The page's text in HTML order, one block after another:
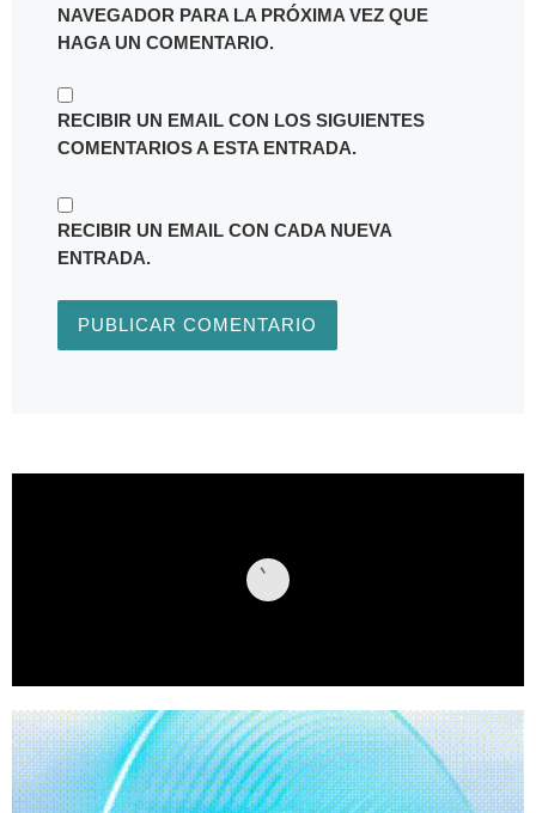
NAVEGADOR PARA LA PRÓXIMA VEZ QUE
HAGA UN COMENTARIO.
RECIBIR UN EMAIL CON LOS SIGUIENTES
COMENTARIOS A ESTA ENTRADA.
RECIBIR UN EMAIL CON CADA NUEVA
ENTRADA.